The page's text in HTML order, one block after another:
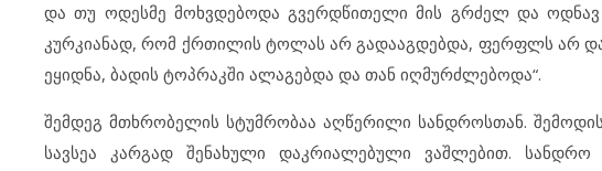
და თუ ოდესმე მოხვდებოდა გვერდწითელი მის გრძელ და ოდნავ
კურკიანად, რომ ქრთილის ტოლას არ გადააგდებდა, ფერფლს არ
ეყიდნა, ბადის ტოპრაკში ალაგებდა და თან იღმურძლებოდა“.
შემდეგ მთხრობელის სტუმრობაა აღწერილი სანდროსთან.
სავსეა კარგად შენახული დაკრიალებული ვაშლებით.